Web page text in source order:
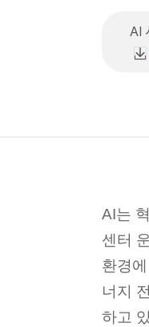
AI
AI는
센터
환경
너지
하고